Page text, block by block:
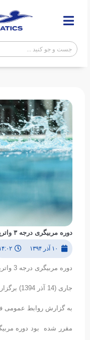
دوره مربیگری درجه ۳ واترپلو به تعویق افتاد
۱۰ آذر ۱۳۹۴ ۱۴:۰۲
دوره
جاری (14 آذر 1394) برگزار شود به تعویق افتاد.
به گزارش روابط عمومی